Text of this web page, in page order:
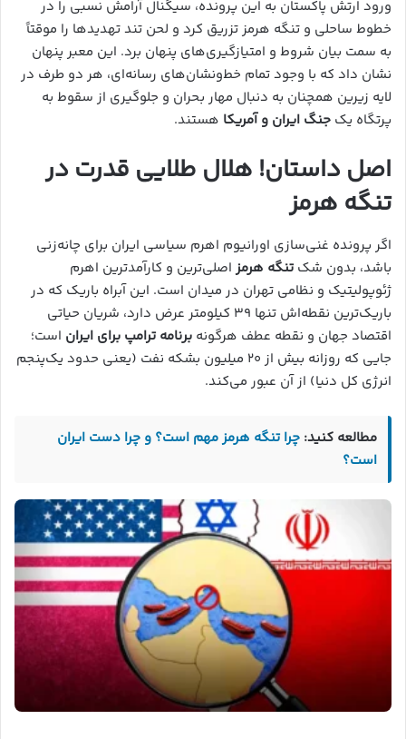
ورود ارتش پاکستان به این پرونده، سیگنال آرامش نسبی را در
خطوط ساحلی و تنگه هرمز تزریق کرد و لحن تند تهدیدها را موقتاً
به سمت بیان شروط و امتیازگیری‌های پنهان برد. این معبر پنهان
نشان داد که با وجود تمام خط‌ونشان‌های رسانه‌ای، هر دو طرف در
لایه زیرین همچنان به دنبال مهار بحران و جلوگیری از سقوط به
پرتگاه یک جنگ ایران و آمریکا هستند.
اصل داستان! هلال طلایی قدرت در
تنگه هرمز
اگر پرونده غنی‌سازی اورانیوم اهرم سیاسی ایران برای چانه‌زنی
باشد، بدون شک تنگه هرمز اصلی‌ترین و کارآمدترین اهرم
ژئوپولیتیک و نظامی تهران در میدان است. این آبراه باریک که در
باریک‌ترین نقطه‌اش تنها ۳۹ کیلومتر عرض دارد، شریان حیاتی
اقتصاد جهان و نقطه عطف هرگونه برنامه ترامپ برای ایران است؛
جایی که روزانه بیش از ۲۰ میلیون بشکه نفت (یعنی حدود یک‌پنجم
انرژی کل دنیا) از آن عبور می‌کند.
مطالعه کنید:‌ چرا تنگه هرمز مهم است؟ و چرا دست ایران
است؟